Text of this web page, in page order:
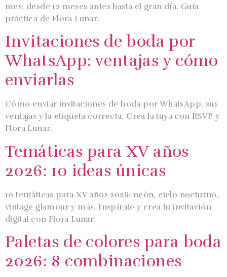
mes: desde 12 meses antes hasta el gran día. Guía
práctica de Flora Lunar.
Invitaciones de boda por
WhatsApp: ventajas y cómo
enviarlas
Cómo enviar invitaciones de boda por WhatsApp, sus
ventajas y la etiqueta correcta. Crea la tuya con RSVP y
Flora Lunar.
Temáticas para XV años
2026: 10 ideas únicas
10 temáticas para XV años 2026: neón, cielo nocturno,
vintage glamour y más. Inspírate y crea tu invitación
digital con Flora Lunar.
Paletas de colores para boda
2026: 8 combinaciones